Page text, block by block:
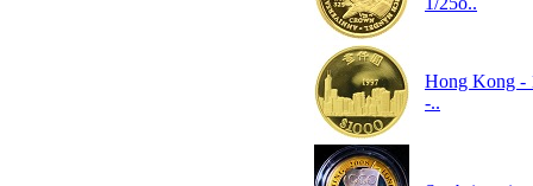
Hong Kong -
-..